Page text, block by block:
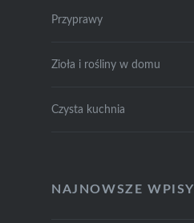
Przyprawy
Zioła i rośliny w domu
Czysta kuchnia
NAJNOWSZE WPISY